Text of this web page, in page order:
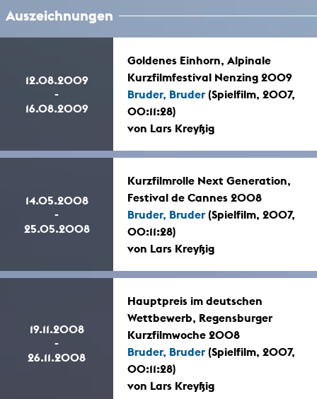
Auszeichnungen
12.08.2009
-
16.08.2009
Goldenes Einhorn, Alpinale
Kurzfilmfestival Nenzing 2009
Bruder, Bruder (Spielfilm, 2007,
00:11:28)
von Lars Kreyßig
14.05.2008
-
25.05.2008
Kurzfilmrolle Next Generation,
Festival de Cannes 2008
Bruder, Bruder (Spielfilm, 2007,
00:11:28)
von Lars Kreyßig
19.11.2008
-
26.11.2008
Hauptpreis im deutschen
Wettbewerb, Regensburger
Kurzfilmwoche 2008
Bruder, Bruder (Spielfilm, 2007,
00:11:28)
von Lars Kreyßig